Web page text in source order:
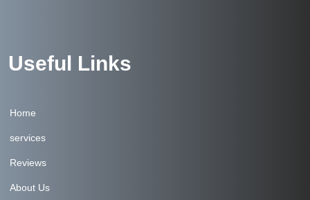
Useful Links
Home
services
Reviews
About Us